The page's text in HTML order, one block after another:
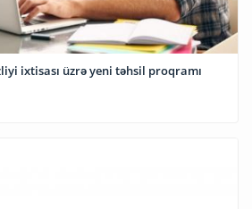
ixtisası üzrə yeni təhsil proqramı